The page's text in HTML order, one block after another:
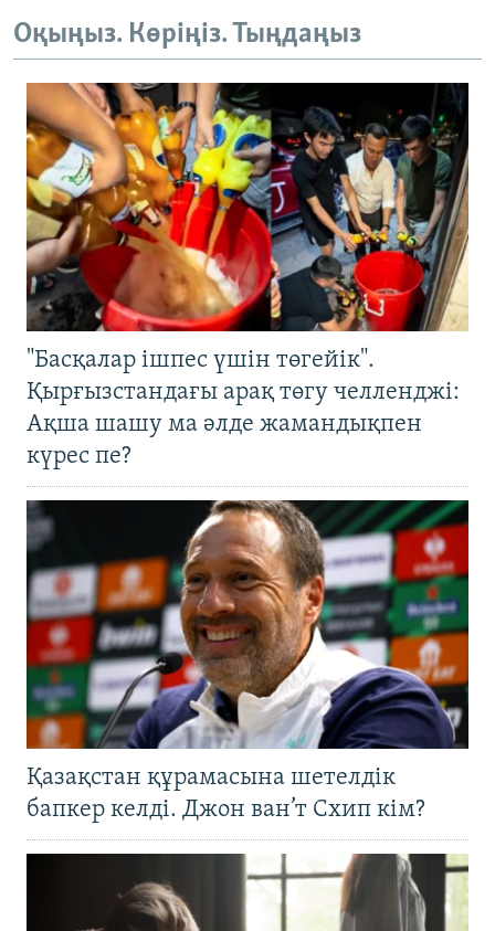
Оқыңыз. Көріңіз. Тыңдаңыз
"Басқалар ішпес үшін төгейік".
Қырғызстандағы арақ төгу челленджі:
Ақша шашу ма әлде жамандықпен
күрес пе?
Қазақстан құрамасына шетелдік
бапкер келді. Джон ван’т Схип кім?